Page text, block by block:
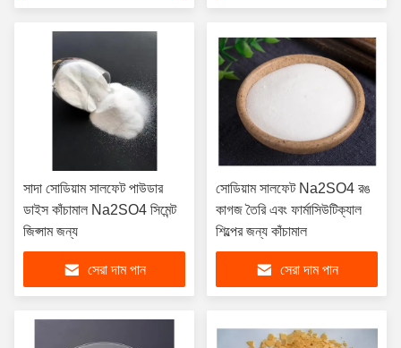
সাদা সোডিয়াম সালফেট পাউডার
ডাইস কাঁচামাল Na2SO4 সিমেন্ট
জিপ্সাম জন্য
সেরা দাম পান
সোডিয়াম সালফেট Na2SO4 রঙ
কাগজ তৈরি এবং ফার্মাসিউটিক্যাল
শিল্পের জন্য কাঁচামাল
সেরা দাম পান